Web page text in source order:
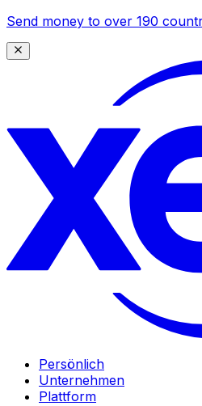
Send money to over 190
Persönlich
Unternehmen
Plattform